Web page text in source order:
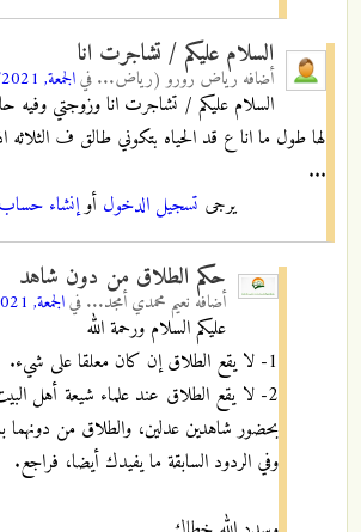
السلام عليكم / تشاجرت انا
أضافه رياض رورو (رياض... فيالجمعة, 17/12/2021 - 00:39
السلام عليكم / تشاجرت انا وزوجتي
لها طول ما انا ع قد الحياه بتكوني طالق ف
...
يرجى تسجيل الدخول أوإنشاء
حكم الطلاق من دون شاهد
أضافه نعيم محمدي أمجد... فيالجمعة, 17/12/2021 - 13:30
عليكم السلام ورحمة الله
1- لا يقع الطلاق إن كان معلقا على شيء.
2- لا يقع الطلاق عند علماء شيعة أهل
بحضور شاهدين عدلين، والطلاق من دونهما
وفي الردود السابقة ما يفيدك أيضا، فراجع.